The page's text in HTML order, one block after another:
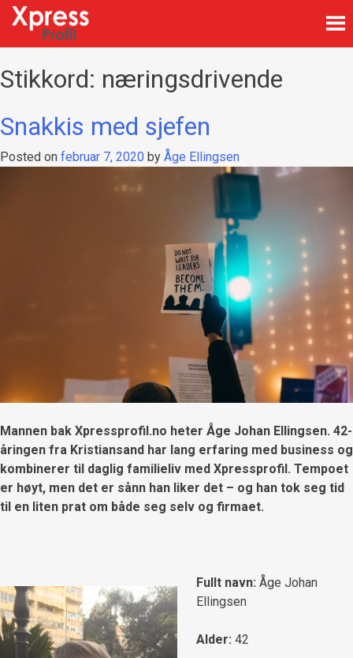
Skip
content
Stikkord: næringsdrivende
Snakkis med sjefen
Posted on februar 7, 2020 by Åge Ellingsen
Mannen bak Xpressprofil.no heter Åge Johan Ellingsen. 42-
åringen fra Kristiansand har lang erfaring med business og
kombinerer til daglig familieliv med Xpressprofil. Tempoet
er høyt, men det er sånn han liker det – og han tok seg tid
til en liten prat om både seg selv og firmaet.
Fullt navn: Åge Johan
Ellingsen
Alder: 42